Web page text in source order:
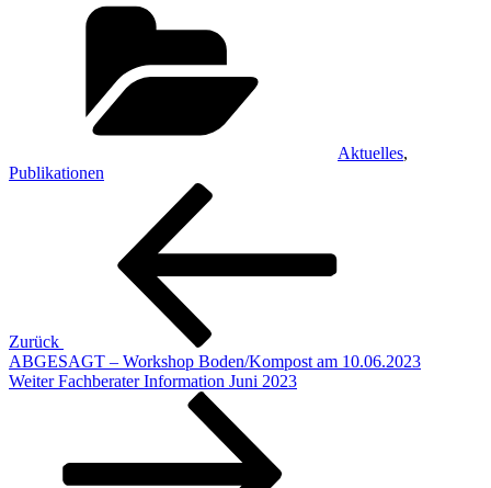
Aktuelles,
Publikationen
Beitragsnavigation
Zurück
ABGESAGT – Workshop Boden/Kompost am 10.06.2023
Nächster
Weiter Fachberater Information Juni 2023